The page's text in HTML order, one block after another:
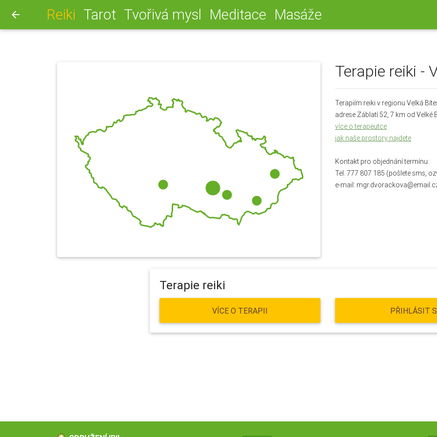
arrow_back Reiki (aktuální)
Tarot Tvořivá mysl Meditace Masáže
Terapie reiki -
Terapiím reiki v regionu Velká
adrese Záblatí 52, 7 km od Velké
více o terapeutce
jak naše prostory najdete
Kontakt pro objednání termínu:
Tel. 777 807 185 (pošlete sms,
e-mail:
Terapie reiki
VÍCE O TERAPII PŘIHLÁSIT